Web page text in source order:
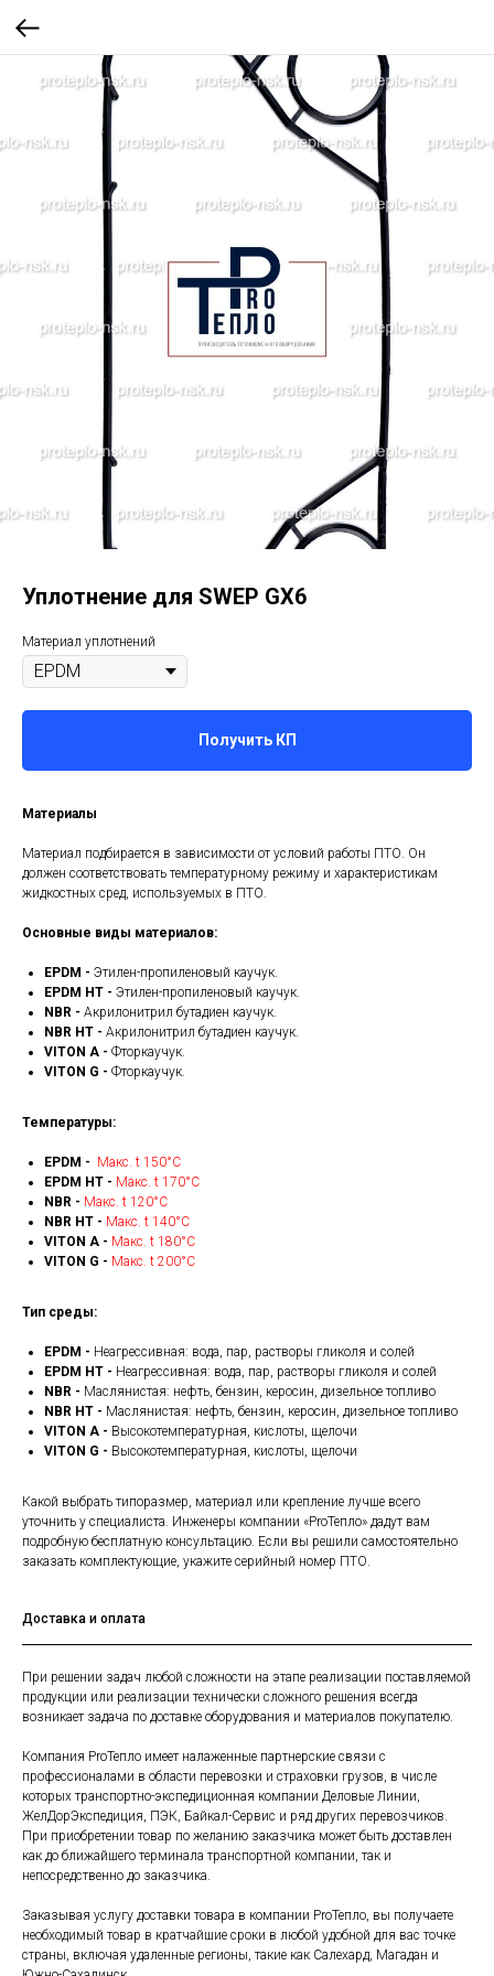
Уплотнение для SWEP GX6
Материал уплотнений
Получить КП
Материалы
Материал подбирается в зависимости от условий работы ПТО. Он
должен соответствовать температурному режиму и характеристикам
жидкостных сред, используемых в ПТО.
Основные виды материалов:
EPDM - Этилен-пропиленовый каучук.
EPDM HT - Этилен-пропиленовый каучук.
NBR - Акрилонитрил бутадиен каучук.
NBR HT - Акрилонитрил бутадиен каучук.
VITON A - Фторкаучук.
VITON G - Фторкаучук.
Температуры:
EPDM - Макс. t 150°С
EPDM HT - Макс. t 170°С
NBR - Макс. t 120°С
NBR HT - Макс. t 140°С
VITON A - Макс. t 180°С
VITON G - Макс. t 200°С
Тип среды:
EPDM - Неагрессивная: вода, пар, растворы гликоля и солей
EPDM HT - Неагрессивная: вода, пар, растворы гликоля и солей
NBR - Маслянистая: нефть, бензин, керосин, дизельное топливо
NBR HT - Маслянистая: нефть, бензин, керосин, дизельное топливо
VITON A - Высокотемпературная, кислоты, щелочи
VITON G - Высокотемпературная, кислоты, щелочи
Какой выбрать типоразмер, материал или крепление лучше всего
уточнить у специалиста. Инженеры компании «ProТепло» дадут вам
подробную бесплатную консультацию. Если вы решили самостоятельно
заказать комплектующие, укажите серийный номер ПТО.
Доставка и оплата
При решении задач любой сложности на этапе реализации поставляемой
продукции или реализации технически сложного решения всегда
возникает задача по доставке оборудования и материалов покупателю.
Компания ProТепло имеет налаженные партнерские связи с
профессионалами в области перевозки и страховки грузов, в числе
которых транспортно-экспедиционная компании Деловые Линии,
ЖелДорЭкспедиция, ПЭК, Байкал-Сервис и ряд других перевозчиков.
При приобретении товар по желанию заказчика может быть доставлен
как до ближайшего терминала транспортной компании, так и
непосредственно до заказчика.
Заказывая услугу доставки товара в компании ProТепло, вы получаете
необходимый товар в кратчайшие сроки в любой удобной для вас точке
страны, включая удаленные регионы, такие как Салехард, Магадан и